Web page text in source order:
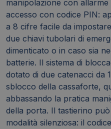
manipolazione con
accesso con codice PIN:
a 8 cifre facile da
due chiavi tubolari di
dimenticato o in caso sia
batterie. Il sistema di
dotato di due catenacci da
sblocco della cassaforte,
abbassando la pratica
della porta. Il tastierino
modalità silenziosa: il